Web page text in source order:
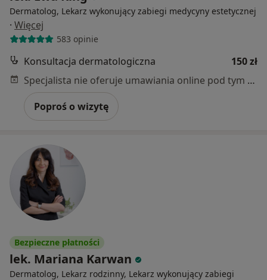
Dermatolog, Lekarz wykonujący zabiegi medycyny estetycznej
· Więcej
583 opinie
Konsultacja dermatologiczna
150 zł
Specjalista nie oferuje umawiania online pod tym adresem.
Poproś o wizytę
Bezpieczne płatności
lek. Mariana Karwan
Dermatolog, Lekarz rodzinny, Lekarz wykonujący zabiegi